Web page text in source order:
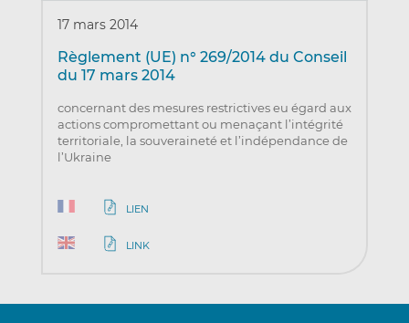
17 mars 2014
Règlement (UE) n° 269/2014 du Conseil
du 17 mars 2014
concernant des mesures restrictives eu égard aux
actions compromettant ou menaçant l’intégrité
territoriale, la souveraineté et l’indépendance de
l’Ukraine
LIEN
LINK